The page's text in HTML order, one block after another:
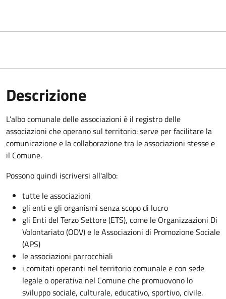
Descrizione
L’albo comunale delle associazioni è il registro delle
associazioni che operano sul territorio: serve per facilitare la
comunicazione e la collaborazione tra le associazioni stesse e
il Comune.
Possono quindi iscriversi all'albo:
tutte le associazioni
gli enti e gli organismi senza scopo di lucro
gli Enti del Terzo Settore (ETS), come le Organizzazioni Di
Volontariato (ODV) e le Associazioni di Promozione Sociale
(APS)
le associazioni parrocchiali
i comitati operanti nel territorio comunale e con sede
legale o operativa nel Comune che promuovono lo
sviluppo sociale, culturale, educativo, sportivo, civile.